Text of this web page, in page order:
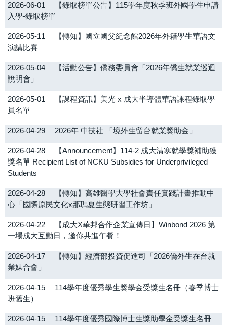
2026-06-01
【錄取榜單公告】115學年度秋季班外國學生申請
入學-錄取榜單
2026-05-11
【轉知】國立國父紀念館2026年外籍學生華語文
演講比賽
2026-05-04
【活動公告】僑務委員會「2026年僑生就業巡迴
說明會」
2026-05-01
【課程資訊】美光 x 成大半導體華語課程錄取學
員名單
2026-04-29 2026年 中技社 「境外生留台就業獎助金」
2026-04-28
【Announcement】114-2 成大清寒就學獎補助獲
獎名單 Recipient List of NCKU Subsidies for Underprivileged
Students
2026-04-28
【轉知】高雄醫學大學社會責任實踐計畫推動中
心「國際原民文化x那瑪夏生態研習工作坊」
2026-04-22
【成大X華邦合作企業宣傳日】Winbond 2026 第
一場成大互動日，邀你共進午餐！
2026-04-17
【轉知】經濟部投資促進司「2026僑外生在台就
業媒合會」
2026-04-15
114學年度優秀學生獎學金受獎生名冊（春季博士
班舊生）
2026-04-15
114學年度優秀國際博士生獎助學金受獎生名冊